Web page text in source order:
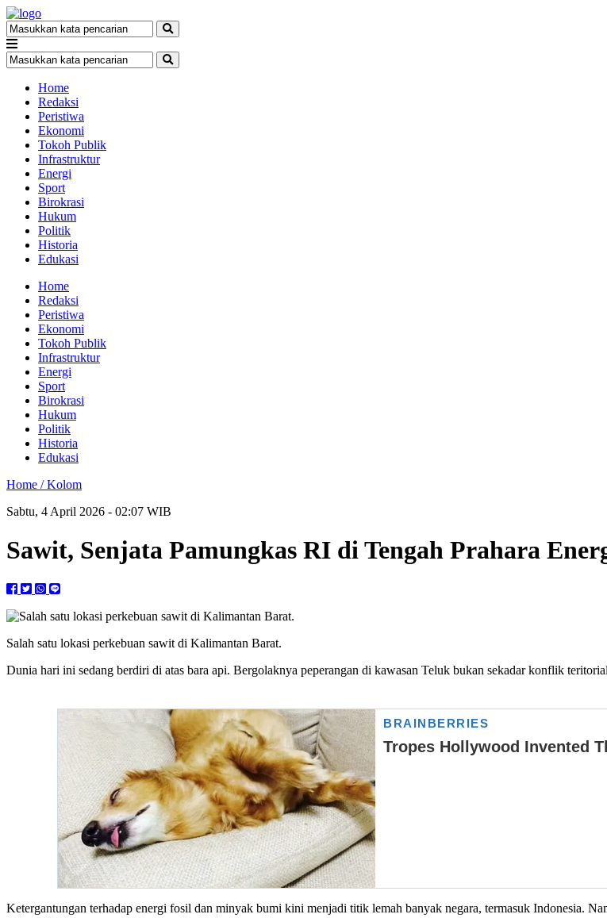
Home
Redaksi
Peristiwa
Ekonomi
Tokoh Publik
Infrastruktur
Energi
Sport
Birokrasi
Hukum
Politik
Historia
Edukasi
Home
Redaksi
Peristiwa
Ekonomi
Tokoh Publik
Infrastruktur
Energi
Sport
Birokrasi
Hukum
Politik
Historia
Edukasi
Home /Kolom
Sabtu, 4 April 2026 - 02:07 WIB
Sawit, Senjata Pamungkas RI di Tengah Prahara
Salah satu lokasi perkebuan sawit di Kalimantan Barat.
Dunia hari ini sedang berdiri di atas bara api. Bergolaknya peperangan di kawasan Teluk bukan sekadar konflik
Ketergantungan terhadap energi fosil dan minyak bumi kini menjadi titik lemah banyak negara, termasuk Indonesia.